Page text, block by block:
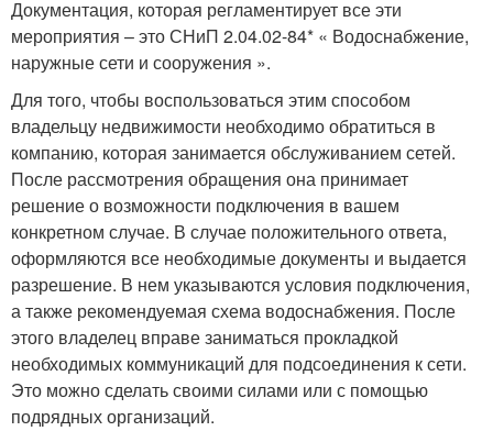
Документация, которая регламентирует все эти
мероприятия – это СНиП 2.04.02-84* « Водоснабжение,
наружные сети и сооружения ».
Для того, чтобы воспользоваться этим способом
владельцу недвижимости необходимо обратиться в
компанию, которая занимается обслуживанием сетей.
После рассмотрения обращения она принимает
решение о возможности подключения в вашем
конкретном случае. В случае положительного ответа,
оформляются все необходимые документы и выдается
разрешение. В нем указываются условия подключения,
а также рекомендуемая схема водоснабжения. После
этого владелец вправе заниматься прокладкой
необходимых коммуникаций для подсоединения к сети.
Это можно сделать своими силами или с помощью
подрядных организаций.